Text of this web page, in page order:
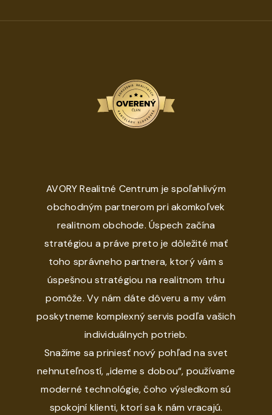
AVORY Realitné Centrum je spoľahlivým
obchodným partnerom pri akomkoľvek
realitnom obchode. Úspech začína
stratégiou a práve preto je dôležité mať
toho správneho partnera, ktorý vám s
úspešnou stratégiou na realitnom trhu
pomôže. Vy nám dáte dôveru a my vám
poskytneme komplexný servis podľa vašich
individuálnych potrieb.
Snažíme sa priniesť nový pohľad na svet
nehnuteľností, „ideme s dobou“, používame
moderné technológie, čoho výsledkom sú
spokojní klienti, ktorí sa k nám vracajú.